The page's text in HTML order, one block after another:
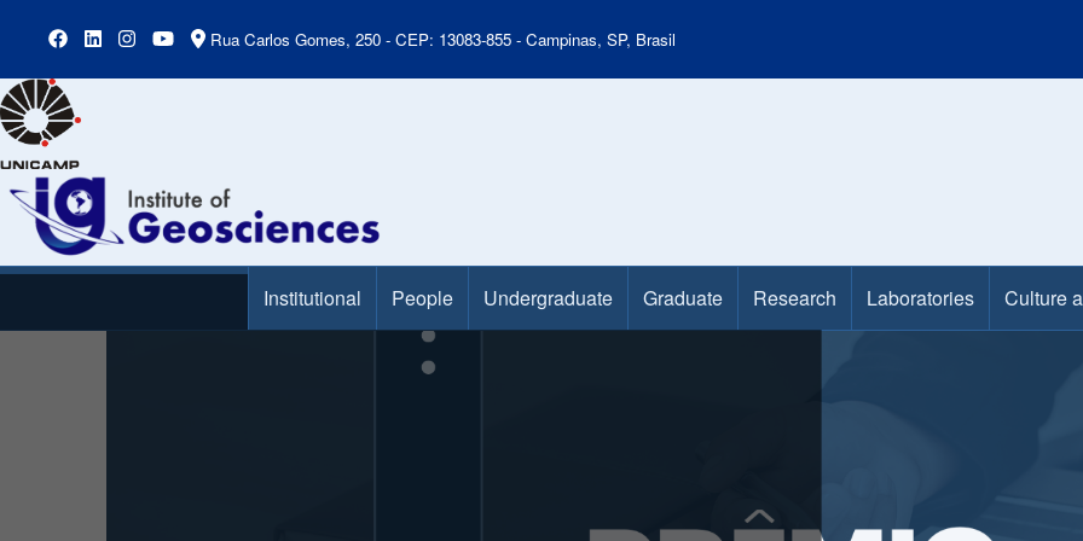
Rua Carlos Gomes, 250 - CEP: 13083-855 - Campinas, SP, Brasil
Main Menu Institutional People Undergraduate Graduate Research Laboratories
Culture